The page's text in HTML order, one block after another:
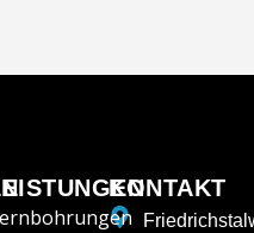
KONTAKT